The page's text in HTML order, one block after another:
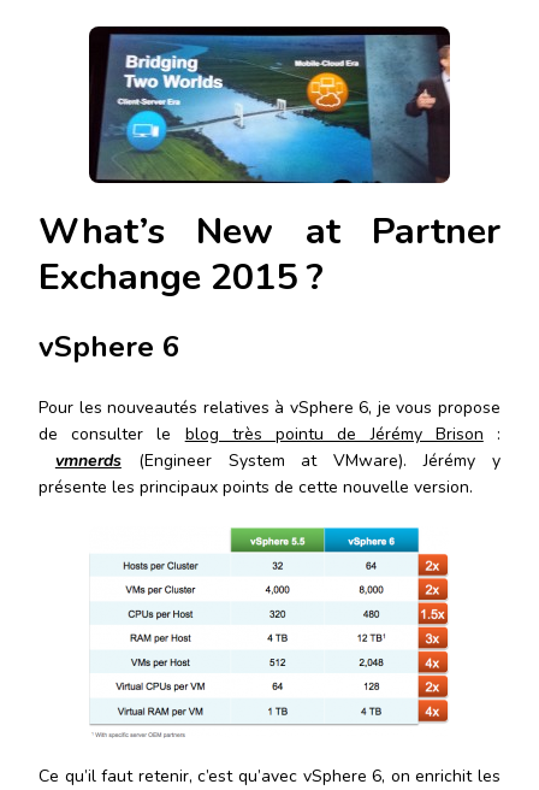
What’s New at Partner
Exchange 2015 ?
vSphere 6
Pour les nouveautés relatives à vSphere 6, je vous propose
de consulter le blog très pointu de Jérémy Brison :
vmnerds(Engineer System at VMware). Jérémy y
présente les principaux points de cette nouvelle version.
Ce qu’il faut retenir, c’est qu’avec vSphere 6, on enrichit les